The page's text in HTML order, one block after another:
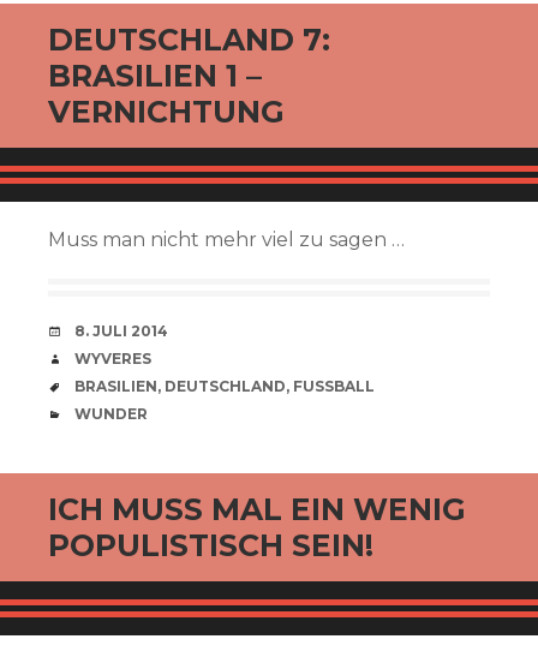
DEUTSCHLAND 7:
BRASILIEN 1 –
VERNICHTUNG
Muss man nicht mehr viel zu sagen …
VERABREDUNG
8. JULI 2014
VERFASSER
WYVERES
SCHLAGWÖRTER
BRASILIEN, DEUTSCHLAND, FUSSBALL
CATEGORIES
WUNDER
ICH MUSS MAL EIN WENIG
POPULISTISCH SEIN!